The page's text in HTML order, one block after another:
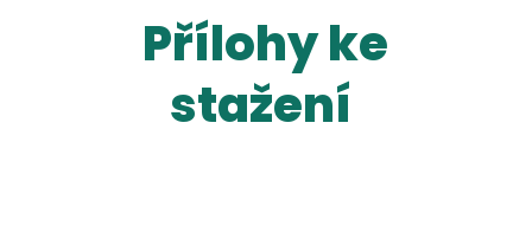
Přílohy ke
stažení